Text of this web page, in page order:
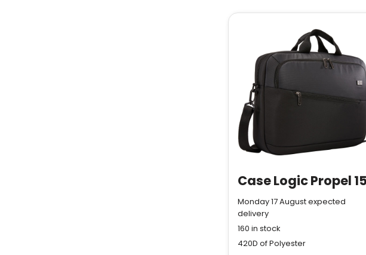
Monday 17 August expected
delivery
160 in stock
420D of Polyester